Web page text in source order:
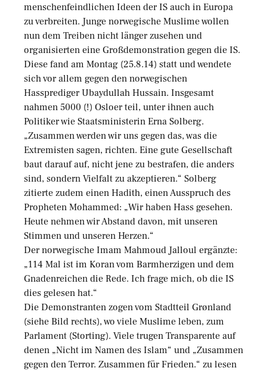
menschenfeindlichen Ideen der IS auch in Europa
zu verbreiten. Junge norwegische Muslime wollen
nun dem Treiben nicht länger zusehen und
organisierten eine Großdemonstration gegen die IS.
Diese fand am Montag (25.8.14) statt und wendete
sich vor allem gegen den norwegischen
Hassprediger Ubaydullah Hussain. Insgesamt
nahmen 5000 (!) Osloer teil, unter ihnen auch
Politiker wie Staatsministerin Erna Solberg.
„Zusammen werden wir uns gegen das, was die
Extremisten sagen, richten. Eine gute Gesellschaft
baut darauf auf, nicht jene zu bestrafen, die anders
sind, sondern Vielfalt zu akzeptieren.“ Solberg
zitierte zudem einen Hadith, einen Ausspruch des
Propheten Mohammed: „Wir haben Hass gesehen.
Heute nehmen wir Abstand davon, mit unseren
Stimmen und unseren Herzen.“
Der norwegische Imam Mahmoud Jalloul ergänzte:
„114 Mal ist im Koran vom Barmherzigen und dem
Gnadenreichen die Rede. Ich frage mich, ob die IS
dies gelesen hat.“
Die Demonstranten zogen vom Stadtteil Grønland
(siehe Bild rechts), wo viele Muslime leben, zum
Parlament (Storting). Viele trugen Transparente auf
denen „Nicht im Namen des Islam“ und „Zusammen
gegen den Terror. Zusammen für Frieden.“ zu lesen